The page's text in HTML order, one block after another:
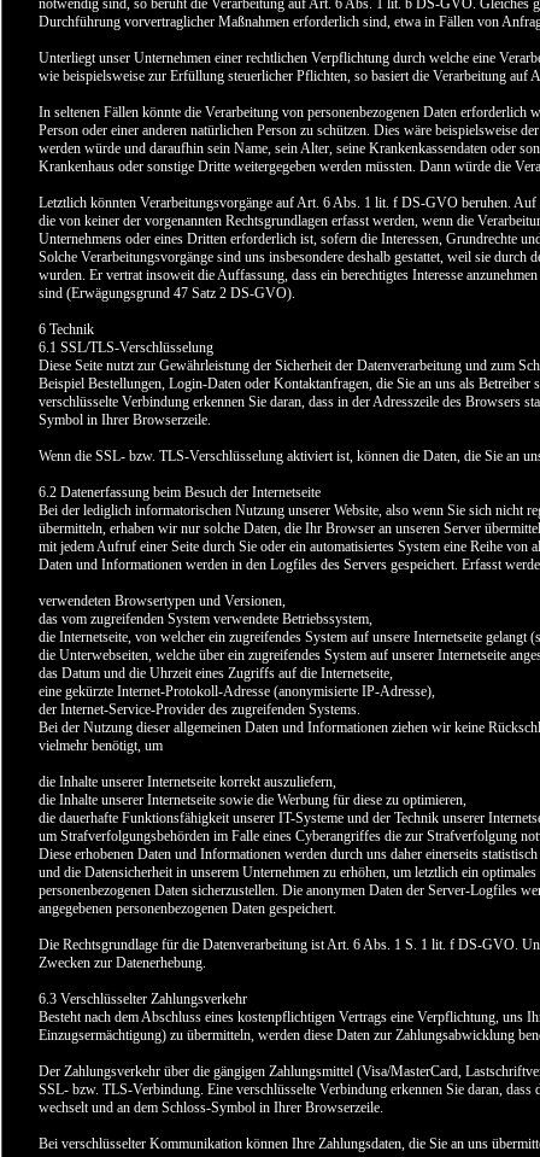
notwendig sind, so beruht die Verarbeitung auf Art. 6 Abs. 1 lit. b DS-GVO. Gleiches
Durchführung vorvertraglicher Maßnahmen erforderlich sind, etwa in Fällen von
Unterliegt unser Unternehmen einer rechtlichen Verpflichtung durch welche eine
wie beispielsweise zur Erfüllung steuerlicher Pflichten, so basiert die Verarbeitung
In seltenen Fällen könnte die Verarbeitung von personenbezogenen Daten erforderlich
Person oder einer anderen natürlichen Person zu schützen. Dies wäre beispielsweise
werden würde und daraufhin sein Name, sein Alter, seine Krankenkassendaten oder
Krankenhaus oder sonstige Dritte weitergegeben werden müssten. Dann würde die
Letztlich könnten Verarbeitungsvorgänge auf Art. 6 Abs. 1 lit. f DS-GVO beruhen. Auf
die von keiner der vorgenannten Rechtsgrundlagen erfasst werden, wenn die
Unternehmens oder eines Dritten erforderlich ist, sofern die Interessen, Grundrechte
Solche Verarbeitungsvorgänge sind uns insbesondere deshalb gestattet, weil sie durch
wurden. Er vertrat insoweit die Auffassung, dass ein berechtigtes Interesse
sind (Erwägungsgrund 47 Satz 2 DS-GVO).
6 Technik
6.1 SSL/TLS-Verschlüsselung
Diese Seite nutzt zur Gewährleistung der Sicherheit der Datenverarbeitung und zum
Beispiel Bestellungen, Login-Daten oder Kontaktanfragen, die Sie an uns als Betreiber
verschlüsselte Verbindung erkennen Sie daran, dass in der Adresszeile des Browsers
Symbol in Ihrer Browserzeile.
Wenn die SSL- bzw. TLS-Verschlüsselung aktiviert ist, können die Daten, die Sie an
6.2 Datenerfassung beim Besuch der Internetseite
Bei der lediglich informatorischen Nutzung unserer Website, also wenn Sie sich nicht
übermitteln, erhaben wir nur solche Daten, die Ihr Browser an unseren Server
mit jedem Aufruf einer Seite durch Sie oder ein automatisiertes System eine Reihe von
Daten und Informationen werden in den Logfiles des Servers gespeichert. Erfasst
verwendeten Browsertypen und Versionen,
das vom zugreifenden System verwendete Betriebssystem,
die Internetseite, von welcher ein zugreifendes System auf unsere Internetseite gelangt
die Unterwebseiten, welche über ein zugreifendes System auf unserer Internetseite
das Datum und die Uhrzeit eines Zugriffs auf die Internetseite,
eine gekürzte Internet-Protokoll-Adresse (anonymisierte IP-Adresse),
der Internet-Service-Provider des zugreifenden Systems.
Bei der Nutzung dieser allgemeinen Daten und Informationen ziehen wir keine
vielmehr benötigt, um
die Inhalte unserer Internetseite korrekt auszuliefern,
die Inhalte unserer Internetseite sowie die Werbung für diese zu optimieren,
die dauerhafte Funktionsfähigkeit unserer IT-Systeme und der Technik unserer
um Strafverfolgungsbehörden im Falle eines Cyberangriffes die zur Strafverfolgung
Diese erhobenen Daten und Informationen werden durch uns daher einerseits
und die Datensicherheit in unserem Unternehmen zu erhöhen, um letztlich ein
personenbezogenen Daten sicherzustellen. Die anonymen Daten der Server-Logfiles
angegebenen personenbezogenen Daten gespeichert.
Die Rechtsgrundlage für die Datenverarbeitung ist Art. 6 Abs. 1 S. 1 lit. f DS-GVO.
Zwecken zur Datenerhebung.
6.3 Verschlüsselter Zahlungsverkehr
Besteht nach dem Abschluss eines kostenpflichtigen Vertrags eine Verpflichtung, uns
Einzugsermächtigung) zu übermitteln, werden diese Daten zur Zahlungsabwicklung
Der Zahlungsverkehr über die gängigen Zahlungsmittel (Visa/MasterCard,
SSL- bzw. TLS-Verbindung. Eine verschlüsselte Verbindung erkennen Sie daran,
wechselt und an dem Schloss-Symbol in Ihrer Browserzeile.
Bei verschlüsselter Kommunikation können Ihre Zahlungsdaten, die Sie an uns